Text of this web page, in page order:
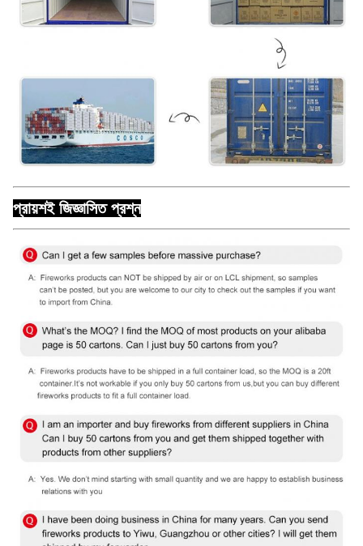
প্রায়শই জিজ্ঞাসিত প্রশ্ন